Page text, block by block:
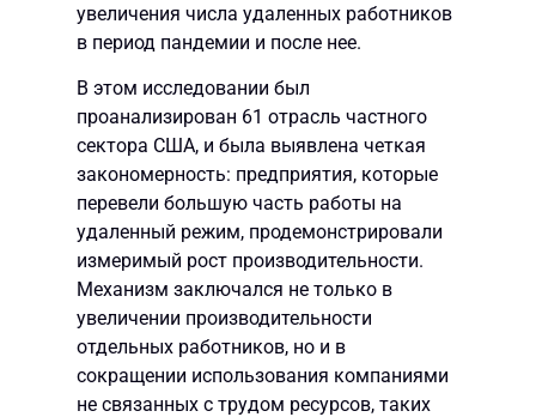
увеличения числа удаленных работников
в период пандемии и после нее.
В этом исследовании был
проанализирован 61 отрасль частного
сектора США, и была выявлена четкая
закономерность: предприятия, которые
перевели большую часть работы на
удаленный режим, продемонстрировали
измеримый рост производительности.
Механизм заключался не только в
увеличении производительности
отдельных работников, но и в
сокращении использования компаниями
не связанных с трудом ресурсов, таких